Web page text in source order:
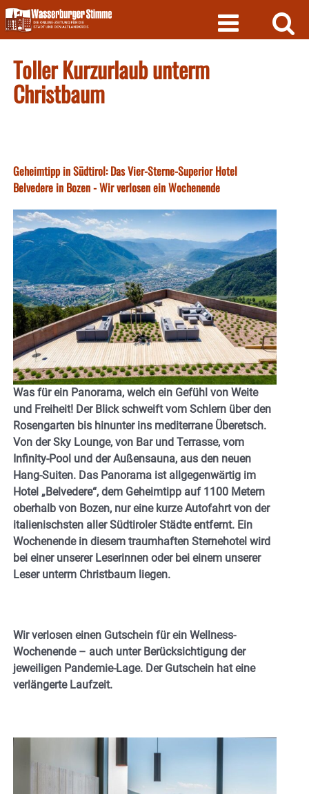
Skip
to
content
Toller Kurzurlaub unterm
Christbaum
Geheimtipp in Südtirol: Das Vier-Sterne-Superior Hotel
Belvedere in Bozen - Wir verlosen ein Wochenende
Was für ein Panorama, welch ein Gefühl von Weite
und Freiheit! Der Blick schweift vom Schlern über den
Rosengarten bis hinunter ins mediterrane Überetsch.
Von der Sky Lounge, von Bar und Terrasse, vom
Infinity-Pool und der Außensauna, aus den neuen
Hang-Suiten. Das Panorama ist allgegenwärtig im
Hotel „Belvedere“, dem Geheimtipp auf 1100 Metern
oberhalb von Bozen, nur eine kurze Autofahrt von der
italienischsten aller Südtiroler Städte entfernt. Ein
Wochenende in diesem traumhaften Sternehotel wird
bei einer unserer Leserinnen oder bei einem unserer
Leser unterm Christbaum liegen.
Wir verlosen einen Gutschein für ein Wellness-
Wochenende – auch unter Berücksichtigung der
jeweiligen Pandemie-Lage. Der Gutschein hat eine
verlängerte Laufzeit.